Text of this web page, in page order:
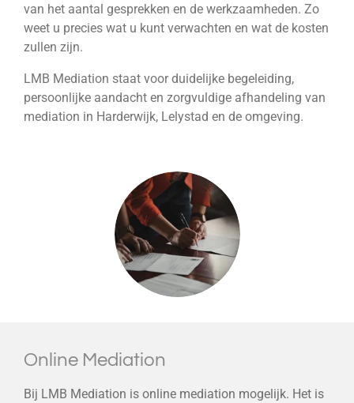
van het aantal gesprekken en de werkzaamheden. Zo
weet u precies wat u kunt verwachten en wat de kosten
zullen zijn.
LMB Mediation staat voor duidelijke begeleiding,
persoonlijke aandacht en zorgvuldige afhandeling van
mediation in Harderwijk, Lelystad en de omgeving.
Online Mediation
Bij LMB Mediation is online mediation mogelijk. Het is